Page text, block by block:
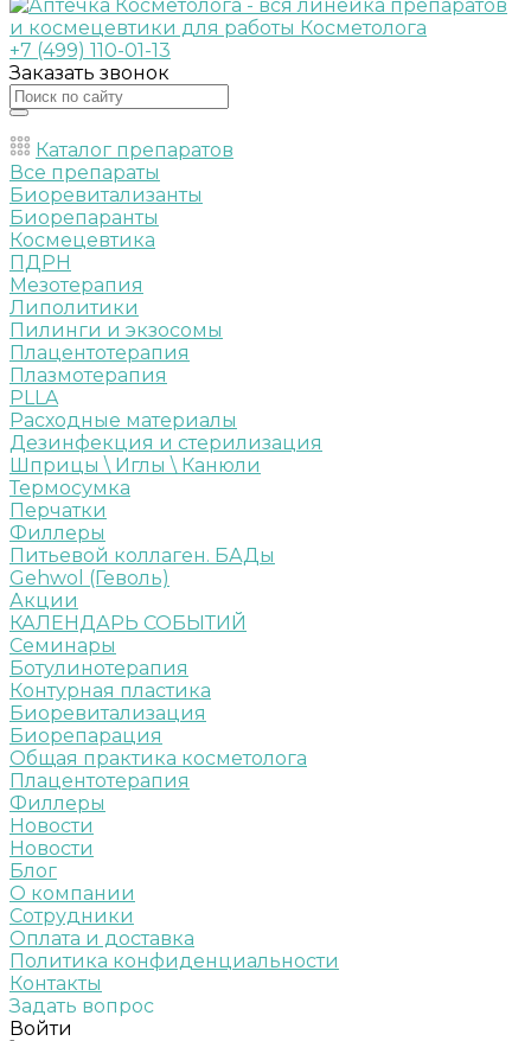
+7 (499) 110-01-13
Заказать звонок
Каталог препаратов
Все препараты
Биоревитализанты
Биорепаранты
Космецевтика
ПДРН
Мезотерапия
Липолитики
Пилинги и экзосомы
Плацентотерапия
Плазмотерапия
PLLA
Расходные материалы
Дезинфекция и стерилизация
Шприцы \ Иглы \ Канюли
Термосумка
Перчатки
Филлеры
Питьевой коллаген. БАДы
Gehwol (Геволь)
Акции
КАЛЕНДАРЬ СОБЫТИЙ
Семинары
Ботулинотерапия
Контурная пластика
Биоревитализация
Биорепарация
Общая практика косметолога
Плацентотерапия
Филлеры
Новости
Новости
Блог
О компании
Сотрудники
Оплата и доставка
Политика конфиденциальности
Контакты
Задать вопрос
Войти